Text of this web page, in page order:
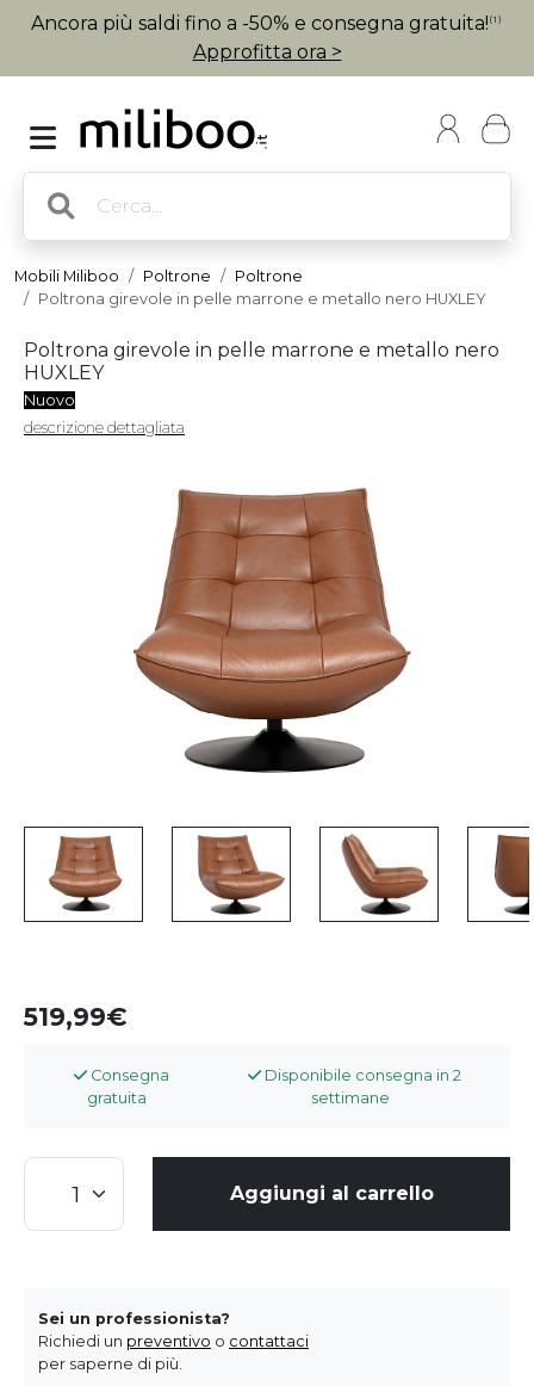
Ancora più saldi fino a -50% e consegna gratuita! (1)
Approfitta ora >
Mobili Miliboo Poltrone
Poltrone
Poltrona girevole in pelle marrone e metallo nero HUXLEY
Poltrona girevole in pelle marrone e metallo nero
HUXLEY
Nuovo
descrizione dettagliata
519,99
Consegna
gratuita
Disponibile consegna in 2
settimane
Aggiungi al carrello
Sei un professionista?
Richiedi un preventivo o contattaci
per saperne di più.